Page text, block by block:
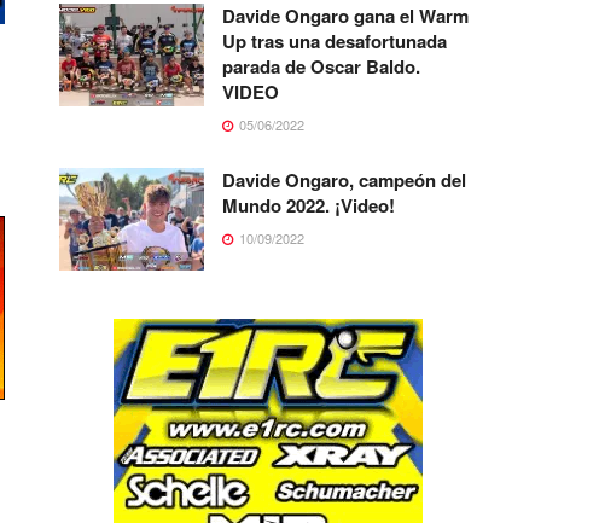
Davide Ongaro gana el Warm
Up tras una desafortunada
parada de Oscar Baldo.
VIDEO
05/06/2022
Davide Ongaro, campeón del
Mundo 2022. ¡Video!
10/09/2022